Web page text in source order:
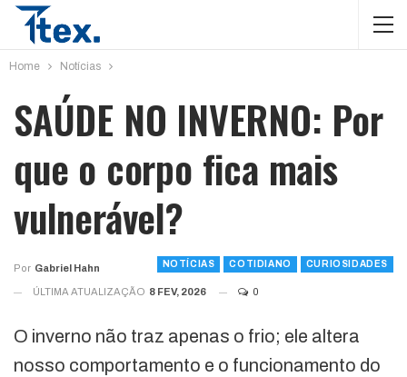
Home Notícias
SAÚDE NO INVERNO: Por
que o corpo fica mais
vulnerável?
NOTÍCIAS COTIDIANO CURIOSIDADES
Por Gabriel Hahn
ÚLTIMA ATUALIZAÇÃO 8 FEV, 2026 0
O inverno não traz apenas o frio; ele altera
nosso comportamento e o funcionamento do